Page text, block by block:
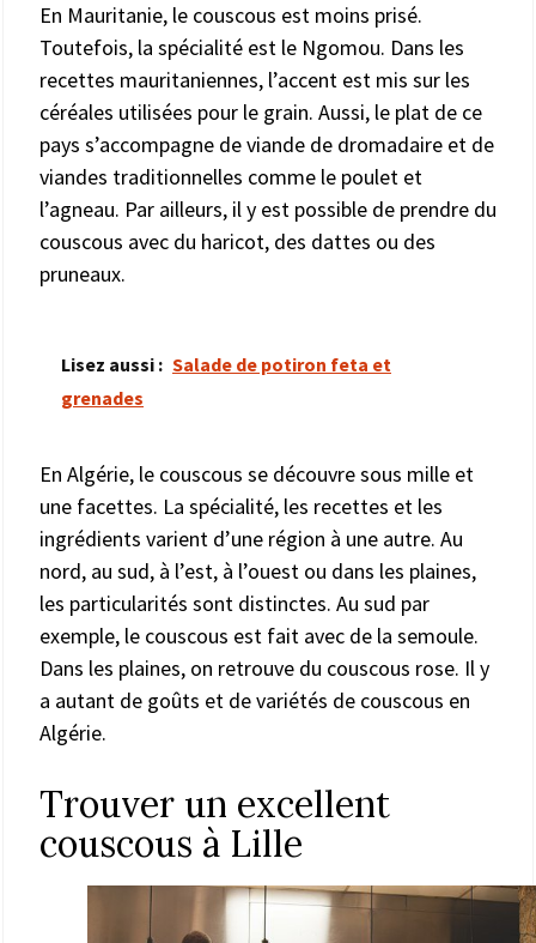
En Mauritanie, le couscous est moins prisé.
Toutefois, la spécialité est le Ngomou. Dans les
recettes mauritaniennes, l’accent est mis sur les
céréales utilisées pour le grain. Aussi, le plat de ce
pays s’accompagne de viande de dromadaire et de
viandes traditionnelles comme le poulet et
l’agneau. Par ailleurs, il y est possible de prendre du
couscous avec du haricot, des dattes ou des
pruneaux.
Lisez aussi : Salade de potiron feta et
grenades
En Algérie, le couscous se découvre sous mille et
une facettes. La spécialité, les recettes et les
ingrédients varient d’une région à une autre. Au
nord, au sud, à l’est, à l’ouest ou dans les plaines,
les particularités sont distinctes. Au sud par
exemple, le couscous est fait avec de la semoule.
Dans les plaines, on retrouve du couscous rose. Il y
a autant de goûts et de variétés de couscous en
Algérie.
Trouver un excellent
couscous à Lille